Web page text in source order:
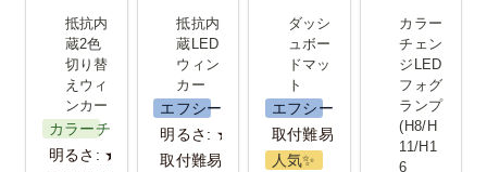
切り替えウ
ィンカー
抵抗内
蔵2色
切り替
えウィ
ンカー
カラーチェンジ
明るさ: ★★
LEDウィン
抵抗内
蔵LED
ウィン
カー
エフシーエル
明るさ: ★★
取付難易度：★
ードマット
ダッシ
ュボー
ドマッ
ト
エフシーエル
取付難易度：★
人気✨️
ォグランプ
(H8/H11/H16
HB4)
カラー
チェン
ジLED
フォグ
ランプ
(H8/H
11/H1
6